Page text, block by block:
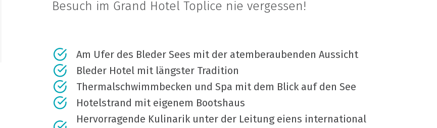
Besuch im Grand Hotel Toplice nie vergessen!
Am Ufer des Bleder Sees mit der atemberaubenden Aussicht
Bleder Hotel mit längster Tradition
Thermalschwimmbecken und Spa mit dem Blick auf den See
Hotelstrand mit eigenem Bootshaus
Hervorragende Kulinarik unter der Leitung eiens international